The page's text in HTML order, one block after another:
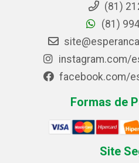
(81)
(81)
instagram.com/
facebook.com/
Formas de
Site